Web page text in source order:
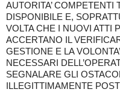
AUTORITA’ COMPETENTI
DISPONIBILE E,
VOLTA CHE I NUOVI ATTI
ACCERTANO IL
GESTIONE E LA
NECESSARI
SEGNALARE GLI
ILLEGITTIMAMENTE